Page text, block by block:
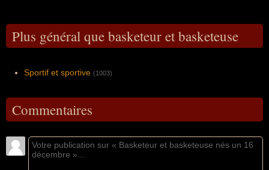
Plus général que basketeur et basketeuse
Sportif et sportive (1003)
Commentaires